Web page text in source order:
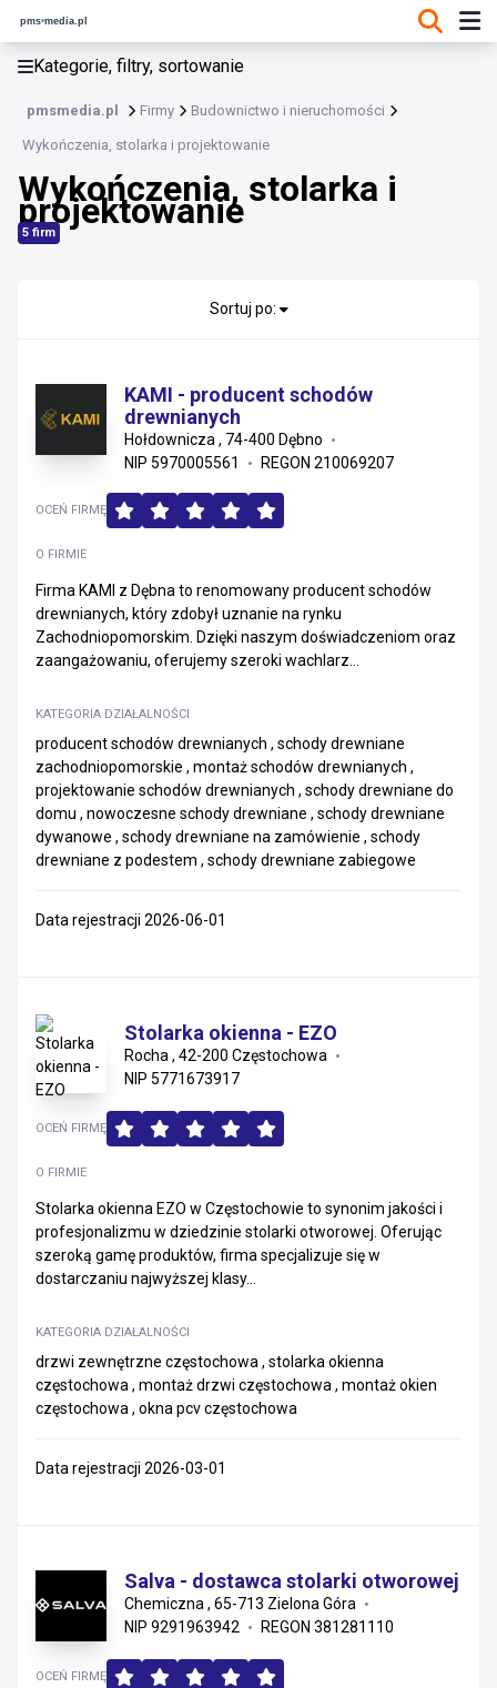
Kategorie, filtry, sortowanie
pmsmedia.pl Firmy Budownictwo i nieruchomości
Wykończenia, stolarka i projektowanie
Wykończenia, stolarka i
projektowanie
5 firm
Budownictwo i nieruchomości
Materiały konstrukcyjne i instalacyjne
Usługi wykonawcze i remonty
Materiały wykończeniowe i sanitarne
Instalacje
Sortuj po:
KAMI - producent schodów
drewnianych
Hołdownicza , 74-400 Dębno
NIP 5970005561
REGON 210069207
O FIRMIE
Firma KAMI z Dębna to renomowany producent schodów
drewnianych, który zdobył uznanie na rynku
Zachodniopomorskim. Dzięki naszym doświadczeniom oraz
zaangażowaniu, oferujemy szeroki wachlarz...
KATEGORIA DZIAŁALNOŚCI
producent schodów drewnianych , schody drewniane
zachodniopomorskie , montaż schodów drewnianych ,
projektowanie schodów drewnianych , schody drewniane do
domu , nowoczesne schody drewniane , schody drewniane
dywanowe , schody drewniane na zamówienie , schody
drewniane z podestem , schody drewniane zabiegowe
OCEŃ FIRMĘ
Data rejestracji 2026-06-01
Stolarka okienna - EZO
Rocha , 42-200 Częstochowa
NIP 5771673917
O FIRMIE
Stolarka okienna EZO w Częstochowie to synonim jakości i
profesjonalizmu w dziedzinie stolarki otworowej. Oferując
szeroką gamę produktów, firma specjalizuje się w
dostarczaniu najwyższej klasy...
KATEGORIA DZIAŁALNOŚCI
drzwi zewnętrzne częstochowa , stolarka okienna
częstochowa , montaż drzwi częstochowa , montaż okien
częstochowa , okna pcv częstochowa
OCEŃ FIRMĘ
Data rejestracji 2026-03-01
Salva - dostawca stolarki otworowej
Chemiczna , 65-713 Zielona Góra
NIP 9291963942
REGON 381281110
OCEŃ FIRMĘ